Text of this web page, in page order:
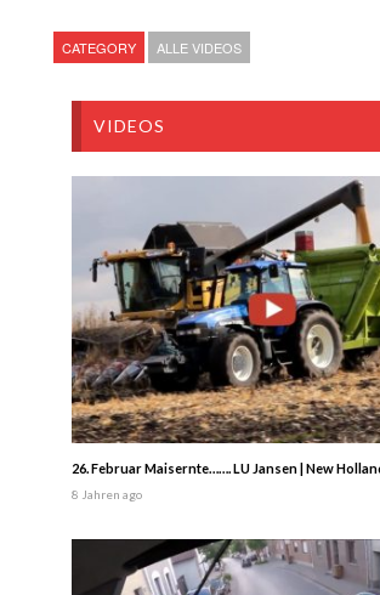
CATEGORY ALLE VIDEOS
VIDEOS
26. Februar Maisernte……. LU Jansen | New
8 Jahren ago